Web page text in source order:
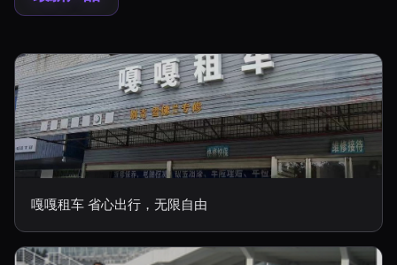
嘎嘎租车 省心出行，无限自由